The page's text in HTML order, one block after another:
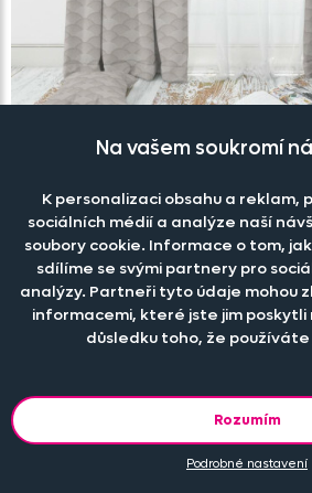
Skladem
od 159 Kč
Na vašem soukromí
K personalizaci obsahu a reklam,
sociálních médií a analýze naší
soubory cookie. Informace o tom,
sdílíme se svými partnery pro
analýzy. Partneři tyto údaje mohou
informacemi, které jste jim
důsledku toho, že používáte
Rozumím
Podrobné nastavení